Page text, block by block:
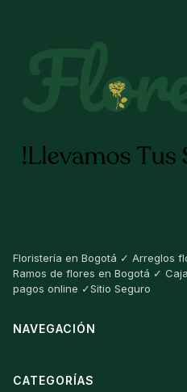
Floristería en Bogotá ✓ Arreglos
Ramos de flores en Bogotá ✓
pagos online ✓Sitio Seguro
NAVEGACIÓN
CATEGORÍAS